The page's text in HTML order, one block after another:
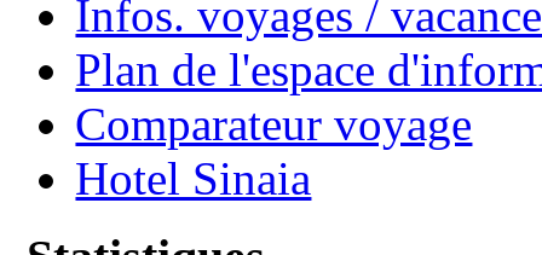
Infos. voyages /
Plan de l'espace
Comparateur voyage
Hotel Sinaia